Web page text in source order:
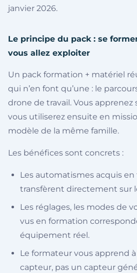
janvier 2026.
Le principe du pack : se
vous allez exploiter
Un pack formation + matériel
qui n’en font qu’une : le
drone de travail. Vous apprenez
vous utiliserez ensuite en
modèle de la même famille.
Les bénéfices sont concrets :
Les automatismes acquis
transfèrent directement sur
Les réglages, les modes de
vus en formation
équipement réel.
Le formateur vous apprend
capteur, pas un capteur